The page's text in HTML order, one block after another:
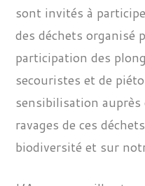
sont invités à
des déchets organisé
participation des
secouristes et de
sensibilisation
ravages de ces
biodiversité et sur